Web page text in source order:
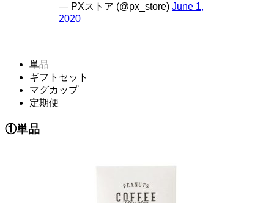
— PXストア (@px_store) June 1,
2020
単品
ギフトセット
マグカップ
定期便
①単品